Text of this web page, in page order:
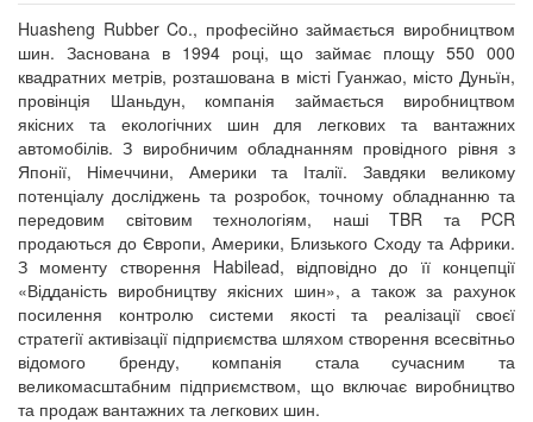
Huasheng Rubber Co., професійно займається виробництвом
шин. Заснована в 1994 році, що займає площу 550 000
квадратних метрів, розташована в місті Гуанжао, місто Дуньїн,
провінція Шаньдун, компанія займається виробництвом
якісних та екологічних шин для легкових та вантажних
автомобілів. З виробничим обладнанням провідного рівня з
Японії, Німеччини, Америки та Італії. Завдяки великому
потенціалу досліджень та розробок, точному обладнанню та
передовим світовим технологіям, наші TBR та PCR
продаються до Європи, Америки, Близького Сходу та Африки.
З моменту створення Habilead, відповідно до її концепції
«Відданість виробництву якісних шин», а також за рахунок
посилення контролю системи якості та реалізації своєї
стратегії активізації підприємства шляхом створення всесвітньо
відомого бренду, компанія стала сучасним та
великомасштабним підприємством, що включає виробництво
та продаж вантажних та легкових шин.